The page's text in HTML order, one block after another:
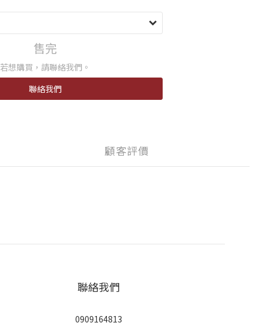
售完
若想購買，請聯絡我們。
聯絡我們
顧客評價
聯絡我們
0909164813